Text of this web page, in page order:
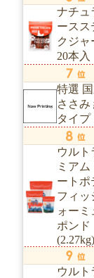
ナチュ
ースス
クジャ
20本入
特選
ささみ
タイプ
ウルト
ミアム
ートポ
フィッ
ォーミ
ポンド
(2.27kg)
ウルト